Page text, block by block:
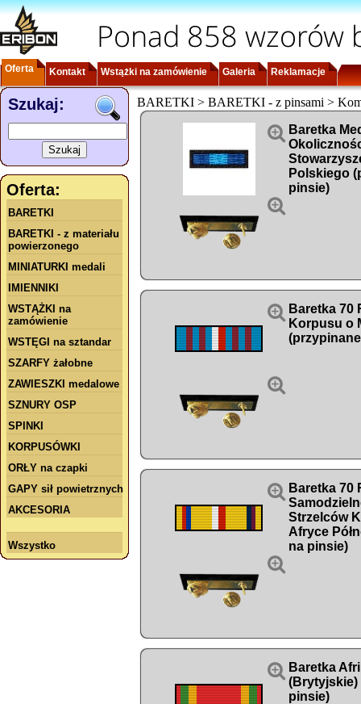
Ponad 858 wzorów
Oferta Kontakt Wstążki na zamówienie Galeria Reklamacje
Szukaj:
Oferta:
BARETKI
BARETKI - z materiału
powierzonego
MINIATURKI medali
IMIENNIKI
WSTĄŻKI na
zamówienie
WSTĘGI na sztandar
SZARFY żałobne
ZAWIESZKI medalowe
SZNURY OSP
SPINKI
KORPUSÓWKI
ORŁY na czapki
GAPY sił powietrznych
AKCESORIA
Wszystko
BARETKI > BARETKI - z pinsami >


Baretka
Polskiego
pinsie)


Baretka 70
Korpusu o


Baretka 70
Strzelców
Afryce
na pinsie)
 Baretka
(Brytyjskie)
pinsie)